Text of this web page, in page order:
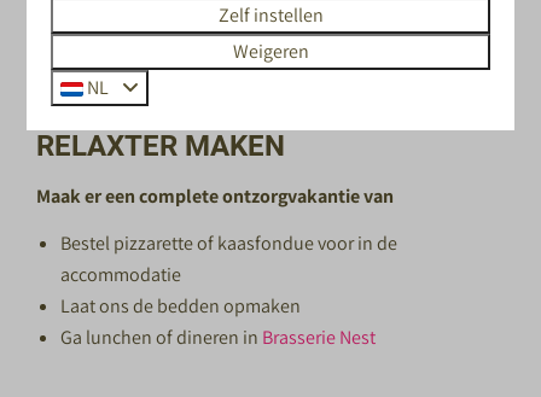
EXTRA’S DIE JE VERBLIJF NÓG
RELAXTER MAKEN
Maak er een complete ontzorgvakantie van
Bestel pizzarette of kaasfondue voor in de
accommodatie
Laat ons de bedden opmaken
Ga lunchen of dineren in Brasserie Nest
Zelf instellen
Weigeren
NL